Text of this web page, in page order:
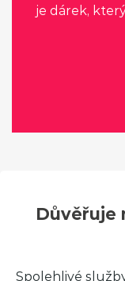
je dárek,
Důvěřuje
Spolehlivé